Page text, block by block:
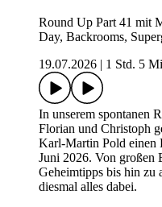
Round Up Part 41 mit
Day, Backrooms,
19.07.2026 | 1 Std. 5
In unserem spontanen
Florian und Christoph
Karl-Martin Pold einen
Juni 2026. Von großen
Geheimtipps bis hin zu
diesmal alles dabei.